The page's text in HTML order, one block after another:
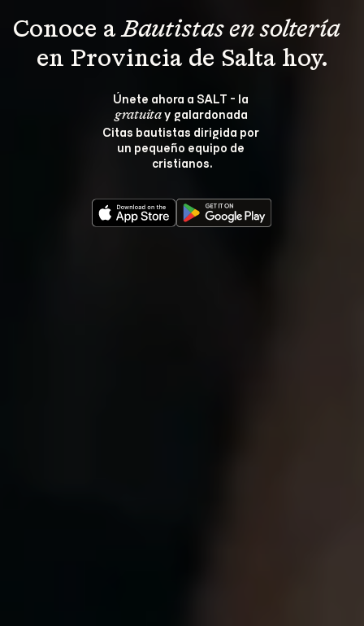
Conoce a Bautistas en soltería
en Provincia de Salta hoy.
Únete ahora a SALT - la
gratuita y galardonada
Citas bautistas dirigida por
un pequeño equipo de
cristianos.